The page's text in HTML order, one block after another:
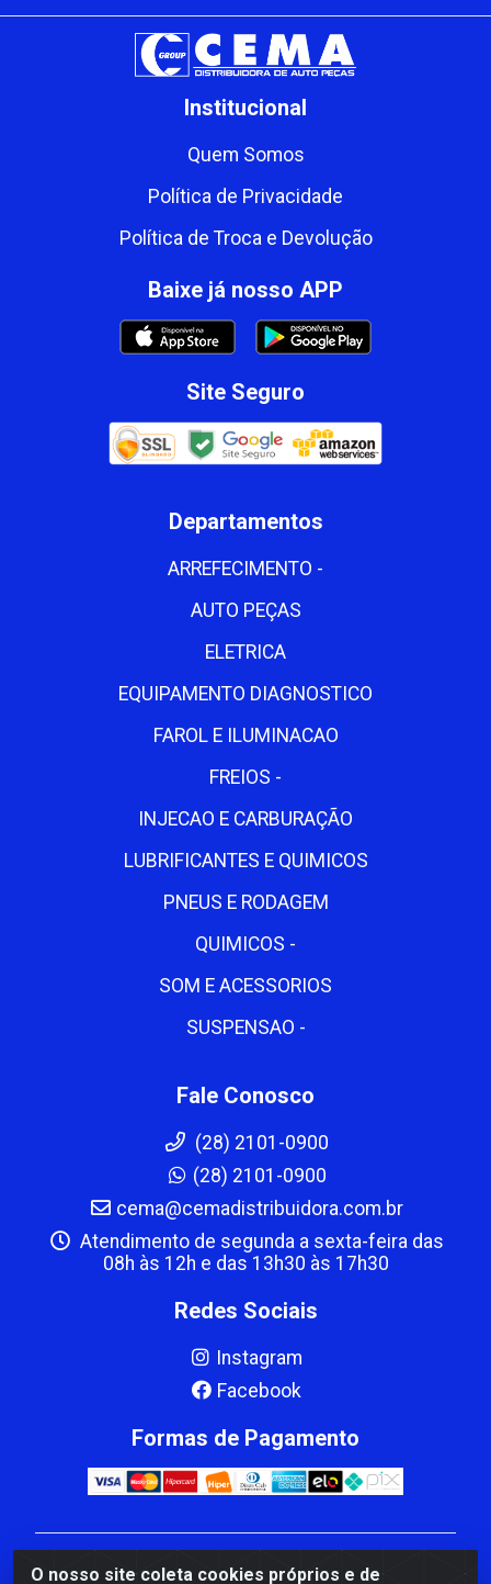
O nosso site coleta cookies próprios e de
Institucional
Quem Somos
Política de Privacidade
Política de Troca e Devolução
Baixe já nosso APP
Site Seguro
Departamentos
ARREFECIMENTO -
AUTO PEÇAS
ELETRICA
EQUIPAMENTO DIAGNOSTICO
FAROL E ILUMINACAO
FREIOS -
INJECAO E CARBURAÇÃO
LUBRIFICANTES E QUIMICOS
PNEUS E RODAGEM
QUIMICOS -
SOM E ACESSORIOS
SUSPENSAO -
Fale Conosco
(28) 2101-0900
(28) 2101-0900
cema@cemadistribuidora.com.br
Atendimento de segunda a sexta-feira das
08h às 12h e das 13h30 às 17h30
Redes Sociais
Instagram
Facebook
Formas de Pagamento
CBP MACEDO COMERCIO PEÇAS LTDA Matriz - av